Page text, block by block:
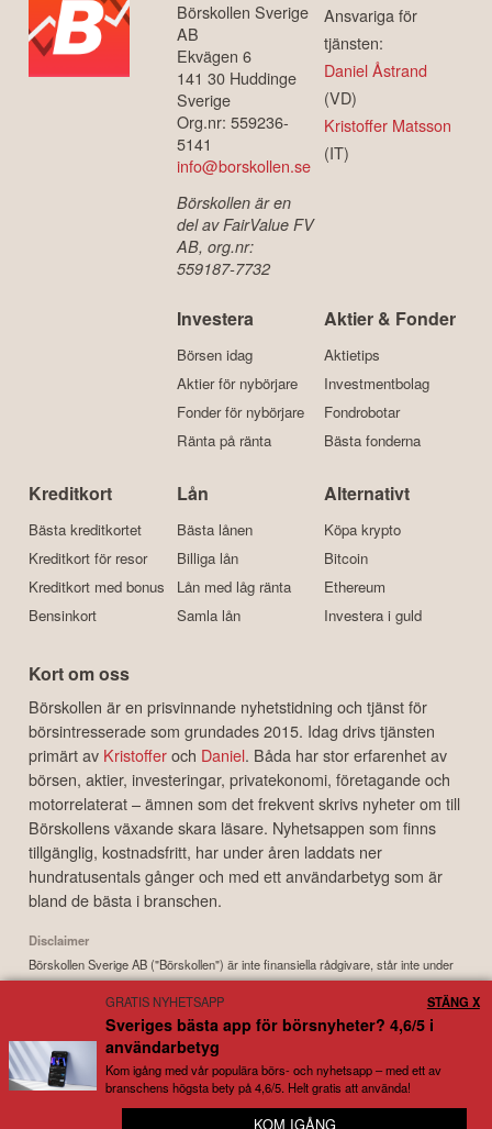
Börskollen Sverige
AB
Ekvägen 6
141 30 Huddinge
Sverige
Org.nr: 559236-
5141
info@borskollen.se
Börskollen är en
del av FairValue FV
AB, org.nr:
559187-7732
Ansvariga för
tjänsten:
Daniel Åstrand
(VD)
Kristoffer Matsson
(IT)
Investera
Börsen idag
Aktier för nybörjare
Fonder för nybörjare
Ränta på ränta
Aktier & Fonder
Aktietips
Investmentbolag
Fondrobotar
Bästa fonderna
Kreditkort
Bästa kreditkortet
Kreditkort för resor
Kreditkort med bonus
Bensinkort
Lån
Bästa lånen
Billiga lån
Lån med låg ränta
Samla lån
Alternativt
Köpa krypto
Bitcoin
Ethereum
Investera i guld
Kort om oss
Börskollen är en prisvinnande nyhetstidning och tjänst för
börsintresserade som grundades 2015. Idag drivs tjänsten
primärt av Kristofferoch Daniel. Båda har stor erfarenhet av
börsen, aktier, investeringar, privatekonomi, företagande och
motorrelaterat – ämnen som det frekvent skrivs nyheter om till
Börskollens växande skara läsare. Nyhetsappen som finns
tillgänglig, kostnadsfritt, har under åren laddats ner
hundratusentals gånger och med ett användarbetyg som är
bland de bästa i branschen.
Disclaimer
Börskollen Sverige AB ("Börskollen") är inte finansiella rådgivare, står inte under
finansinspektionens tillsyn och ger inga råd till dig. Detta innebär att
investeringsbeslut baserade på information som direkt eller indirekt härrörande
från Börskollen eller personer med koppling till Börskollen, alltid fattas
självständigt av investeraren. Börskollen frånsäger sig allt ansvar för eventuell
förlust eller skada av vad slag det må vara som grundar sig på användandet av
material härrörande från tjänsten Börskollen.
GRATIS NYHETSAPP
Sveriges bästa app för börsnyheter? 4,6/5 i
användarbetyg
Kom igång med vår populära börs- och nyhetsapp – med ett av
branschens högsta bety på 4,6/5. Helt gratis att använda!
KOM IGÅNG
STÄNG X